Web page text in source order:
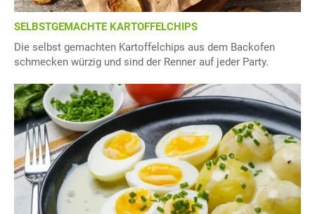
SELBSTGEMACHTE KARTOFFELCHIPS
Die selbst gemachten Kartoffelchips aus dem Backofen
schmecken würzig und sind der Renner auf jeder Party.